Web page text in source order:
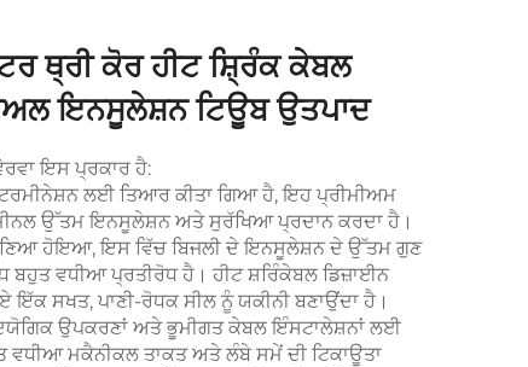
ਥ੍ਰੀ ਕੋਰ ਹੀਟ ਸ਼੍ਰਿੰਕ ਕੇਬਲ
ਇਨਸੂਲੇਸ਼ਨ ਟਿਊਬ ਉਤਪਾਦ
ਇਸ ਪ੍ਰਕਾਰ ਹੈ:
ਲਈ ਤਿਆਰ ਕੀਤਾ ਗਿਆ ਹੈ, ਇਹ ਪ੍ਰੀਮੀਅਮ
ਉੱਤਮ ਇਨਸੂਲੇਸ਼ਨ ਅਤੇ ਸੁਰੱਖਿਆ ਪ੍ਰਦਾਨ ਕਰਦਾ ਹੈ।
ਹੋਇਆ, ਇਸ ਵਿੱਚ ਬਿਜਲੀ ਦੇ ਇਨਸੂਲੇਸ਼ਨ ਦੇ ਉੱਤਮ ਗੁਣ
ਬਹੁਤ ਵਧੀਆ ਪ੍ਰਤੀਰੋਧ ਹੈ। ਹੀਟ ਸ਼ਰਿੰਕੇਬਲ ਡਿਜ਼ਾਈਨ
ਇੱਕ ਸਖਤ, ਪਾਣੀ-ਰੋਧਕ ਸੀਲ ਨੂੰ ਯਕੀਨੀ ਬਣਾਉਂਦਾ ਹੈ।
ਉਪਕਰਣਾਂ ਅਤੇ ਭੂਮੀਗਤ ਕੇਬਲ ਇੰਸਟਾਲੇਸ਼ਨਾਂ ਲਈ
ਮਕੈਨੀਕਲ ਤਾਕਤ ਅਤੇ ਲੰਬੇ ਸਮੇਂ ਦੀ ਟਿਕਾਊਤਾ